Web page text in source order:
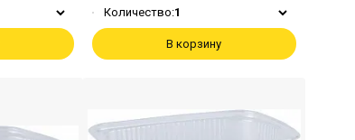
Количество:1
В корзину